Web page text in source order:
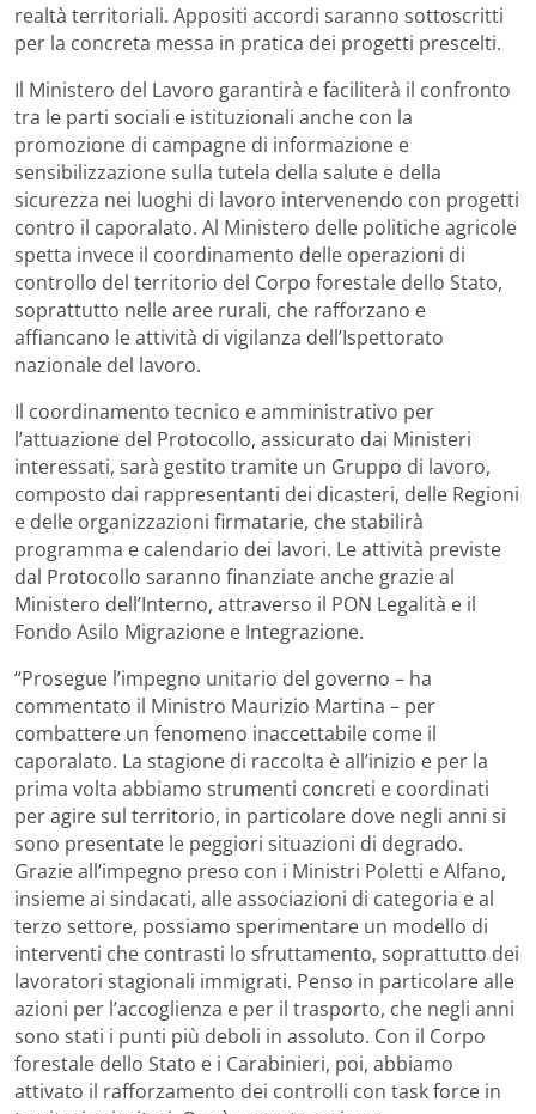
realtà territoriali. Appositi accordi saranno sottoscritti
per la concreta messa in pratica dei progetti prescelti.
Il Ministero del Lavoro garantirà e faciliterà il confronto
tra le parti sociali e istituzionali anche con la
promozione di campagne di informazione e
sensibilizzazione sulla tutela della salute e della
sicurezza nei luoghi di lavoro intervenendo con progetti
contro il caporalato. Al Ministero delle politiche agricole
spetta invece il coordinamento delle operazioni di
controllo del territorio del Corpo forestale dello Stato,
soprattutto nelle aree rurali, che rafforzano e
affiancano le attività di vigilanza dell’Ispettorato
nazionale del lavoro.
Il coordinamento tecnico e amministrativo per
l’attuazione del Protocollo, assicurato dai Ministeri
interessati, sarà gestito tramite un Gruppo di lavoro,
composto dai rappresentanti dei dicasteri, delle Regioni
e delle organizzazioni firmatarie, che stabilirà
programma e calendario dei lavori. Le attività previste
dal Protocollo saranno finanziate anche grazie al
Ministero dell’Interno, attraverso il PON Legalità e il
Fondo Asilo Migrazione e Integrazione.
“Prosegue l’impegno unitario del governo – ha
commentato il Ministro Maurizio Martina – per
combattere un fenomeno inaccettabile come il
caporalato. La stagione di raccolta è all’inizio e per la
prima volta abbiamo strumenti concreti e coordinati
per agire sul territorio, in particolare dove negli anni si
sono presentate le peggiori situazioni di degrado.
Grazie all’impegno preso con i Ministri Poletti e Alfano,
insieme ai sindacati, alle associazioni di categoria e al
terzo settore, possiamo sperimentare un modello di
interventi che contrasti lo sfruttamento, soprattutto dei
lavoratori stagionali immigrati. Penso in particolare alle
azioni per l’accoglienza e per il trasporto, che negli anni
sono stati i punti più deboli in assoluto. Con il Corpo
forestale dello Stato e i Carabinieri, poi, abbiamo
attivato il rafforzamento dei controlli con task force in